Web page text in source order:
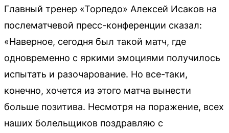
Главный тренер «Торпедо» Алексей Исаков на
послематчевой пресс-конференции сказал:
«Наверное, сегодня был такой матч, где
одновременно с яркими эмоциями получилось
испытать и разочарование. Но все-таки,
конечно, хочется из этого матча вынести
больше позитива. Несмотря на поражение, всех
наших болельщиков поздравляю с